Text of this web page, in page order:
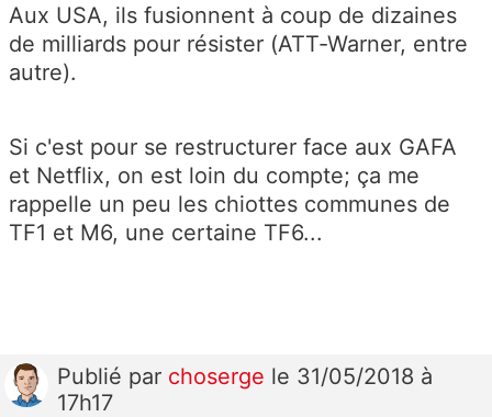
Aux USA, ils fusionnent à coup de dizaines
de milliards pour résister (ATT-Warner, entre
autre).
Si c'est pour se restructurer face aux GAFA
et Netflix, on est loin du compte; ça me
rappelle un peu les chiottes communes de
TF1 et M6, une certaine TF6...
Publié par choserge le 31/05/2018 à
17h17